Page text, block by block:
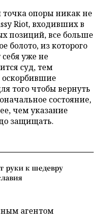
точка опоры никак не
Riot, входивших в
позиций, все больше
болото, из которого
уже не
суд, тем
оскорбившие
того чтобы вернуть
состояние,
чем указание
защищать.
руки к шедевру
агентом